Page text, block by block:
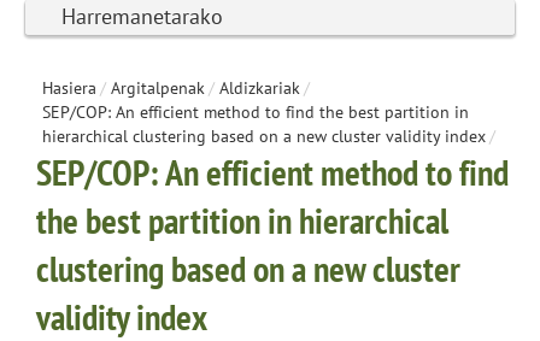
Harremanetarako
Hasiera / Argitalpenak/ Aldizkariak/
SEP/COP: An efficient method to find the best partition in
hierarchical clustering based on a new cluster validity index/
SEP/COP: An efficient method to find
the best partition in hierarchical
clustering based on a new cluster
validity index